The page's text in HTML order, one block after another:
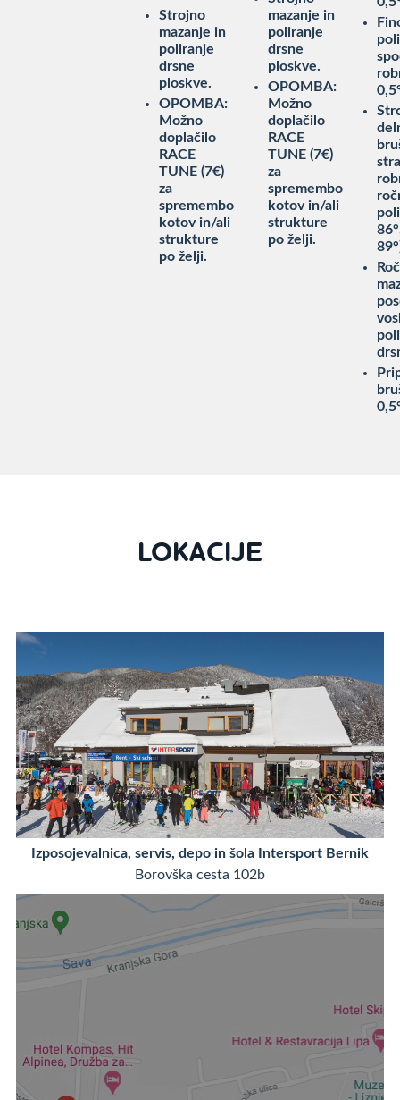
Strojno
mazanje in
poliranje
drsne
ploskve.
OPOMBA:
Možno
doplačilo
RACE
TUNE (7€)
za
spremembo
kotov in/ali
strukture
po želji.
mazanje in
poliranje
drsne
ploskve.
OPOMBA:
Možno
doplačilo
RACE
TUNE (7€)
za
spremembo
kotov in/ali
strukture
po želji.
LOKACIJE
Izposojevalnica, servis, depo in šola Intersport Bernik
Borovška cesta 102b